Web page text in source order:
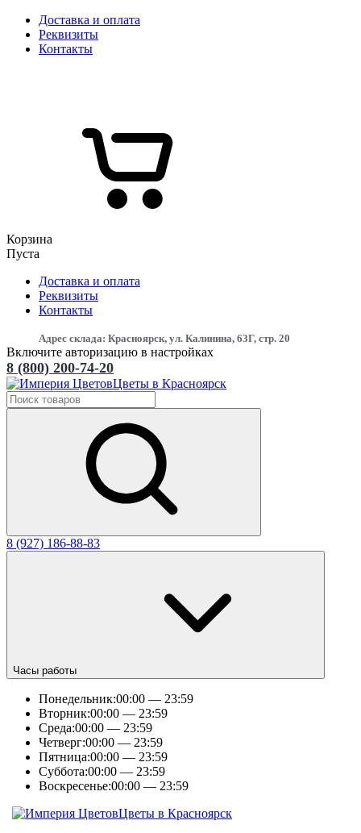
Доставка и оплата
Реквизиты
Контакты
Корзина
Пуста
Доставка и оплата
Реквизиты
Контакты
Адрес склада: Красноярск, ул. Калинина, 63Г, стр. 20
Включите авторизацию в настройках
8 (800) 200-74-20
Цветы в Красноярск
8 (927) 186-88-83
Часы работы
Понедельник:00:00 — 23:59
Вторник:00:00 — 23:59
Среда:00:00 — 23:59
Четверг:00:00 — 23:59
Пятница:00:00 — 23:59
Суббота:00:00 — 23:59
Воскресенье:00:00 — 23:59
Цветы в Красноярск